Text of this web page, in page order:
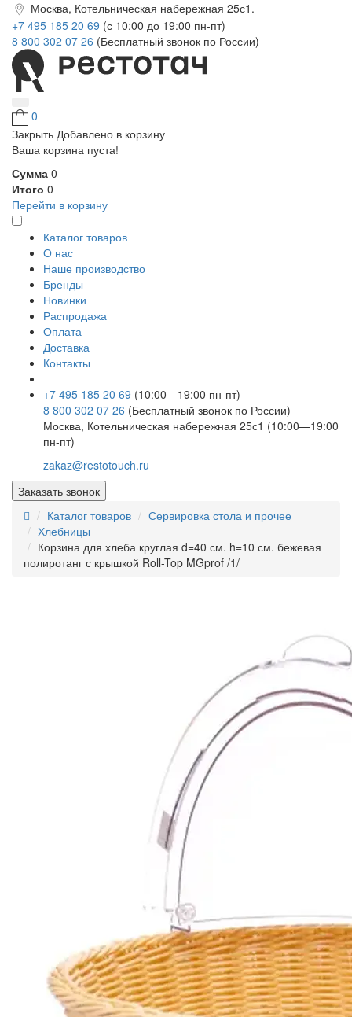
Москва, Котельническая набережная 25с1.
+7 495 185 20 69 (с 10:00 до 19:00 пн-пт)
8 800 302 07 26 (Бесплатный звонок по России)
0
Закрыть Добавлено в корзину
Ваша корзина пуста!
Сумма 0
Итого 0
Перейти в корзину
Каталог товаров
О нас
Наше производство
Бренды
Новинки
Распродажа
Оплата
Доставка
Контакты
+7 495 185 20 69 (10:00—19:00 пн-пт)
8 800 302 07 26 (Бесплатный звонок по России)
Москва, Котельническая набережная 25с1 (10:00—19:00
пн-пт)
zakaz@restotouch.ru
Заказать звонок
Каталог товаров
Сервировка стола и прочее
Хлебницы
Корзина для хлеба круглая d=40 см. h=10 см. бежевая
полиротанг с крышкой Roll-Top MGprof /1/